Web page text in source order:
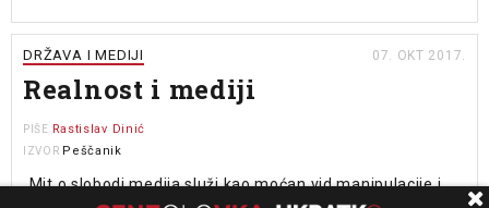
DRŽAVA I MEDIJI 07. OKT 2017.
Realnost i mediji
PIŠE Rastislav Dinić
IZVOR Peščanik
„Mit o slobodi medija služi kao moćan vid manipulacije i